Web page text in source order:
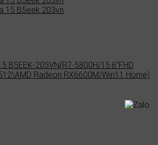
B5EEK-205VN(R7-5800H/15.6”FHD
Radeon RX6600M/Win11 Home)